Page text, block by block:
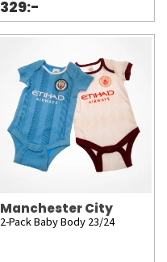
329:-
Manchester City
2-Pack Baby Body 23/24